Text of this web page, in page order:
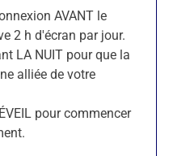
AVANT le
2 h d'écran par jour.
LA NUIT pour que la
alliée de votre
pour commencer